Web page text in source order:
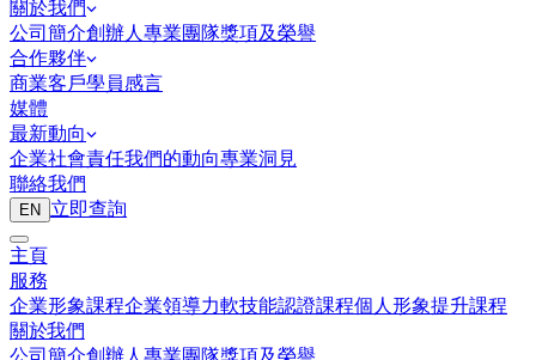
關於我們
公司簡介創辦人 專業團隊獎項及榮譽
合作夥伴
商業客戶學員感言
媒體
最新動向
企業社會責任我們的動向專業洞見
聯絡我們
EN 立即查詢
主頁
服務
企業形象課程企業領導力軟技能認證課程個人形象提升課程
關於我們
公司簡介創辦人 專業團隊獎項及榮譽